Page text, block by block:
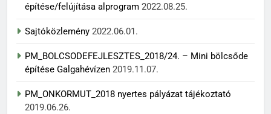
építése/felújítása alprogram 2022.08.25.
Sajtóközlemény 2022.06.01.
PM_BOLCSODEFEJLESZTES_2018/24. – Mini bölcsőde
építése Galgahévízen 2019.11.07.
PM_ONKORMUT_2018 nyertes pályázat tájékoztató
2019.06.26.